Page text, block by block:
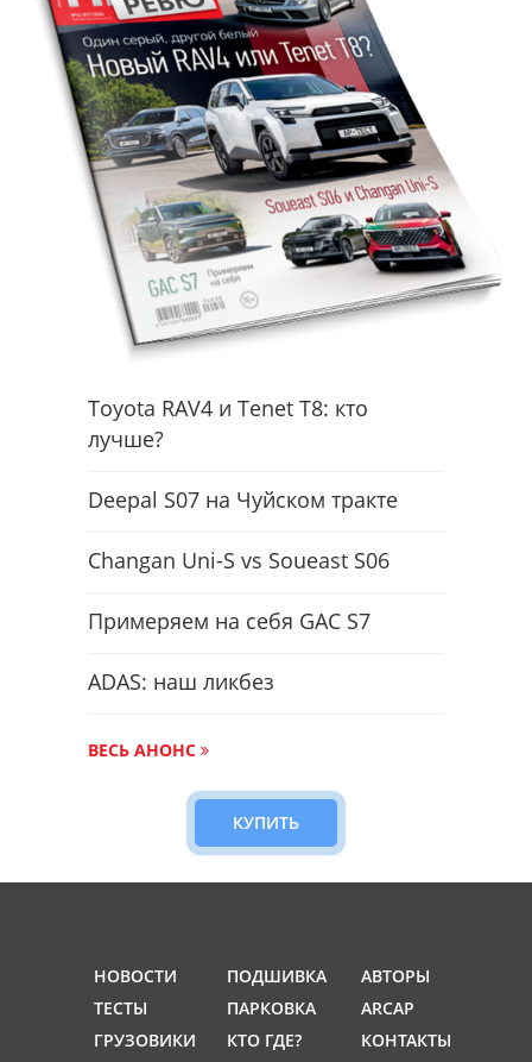
Toyota RAV4 и Tenet T8: кто
лучше?
Deepal S07 на Чуйском тракте
Changan Uni-S vs Soueast S06
Примеряем на себя GAC S7
ADAS: наш ликбез
ВЕСЬ АНОНС
КУПИТЬ
НОВОСТИ
ТЕСТЫ
ГРУЗОВИКИ
ПОДШИВКА
ПАРКОВКА
КТО ГДЕ?
АВТОРЫ
ARCAP
КОНТАКТЫ